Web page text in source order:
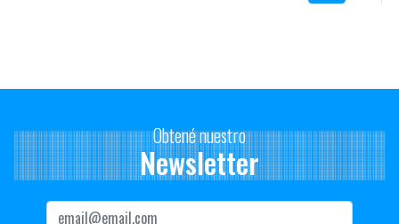
Obtené nuestro
Newsletter